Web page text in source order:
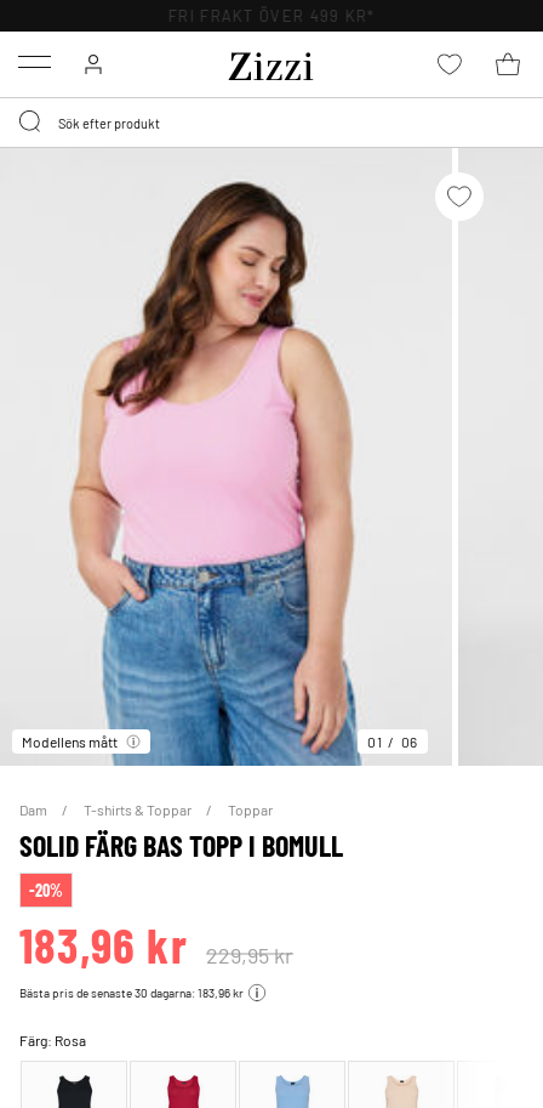
FRI FRAKT ÖVER 499 KR*
Menu
Modellens mått 01 06
Dam T-shirts & Toppar Toppar
SOLID FÄRG BAS TOPP I BOMULL
-20%
183,96 kr 229,95 kr
Bästa pris de senaste 30 dagarna: 183,96 kr
Färg: Rosa